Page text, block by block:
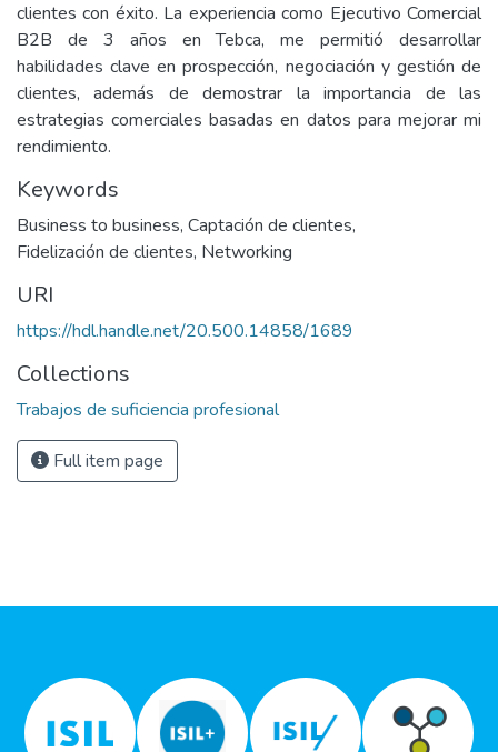
clientes con éxito. La experiencia como Ejecutivo Comercial
B2B de 3 años en Tebca, me permitió desarrollar
habilidades clave en prospección, negociación y gestión de
clientes, además de demostrar la importancia de las
estrategias comerciales basadas en datos para mejorar mi
rendimiento.
Keywords
Business to business, Captación de clientes,
Fidelización de clientes, Networking
URI
https://hdl.handle.net/20.500.14858/1689
Collections
Trabajos de suficiencia profesional
Full item page